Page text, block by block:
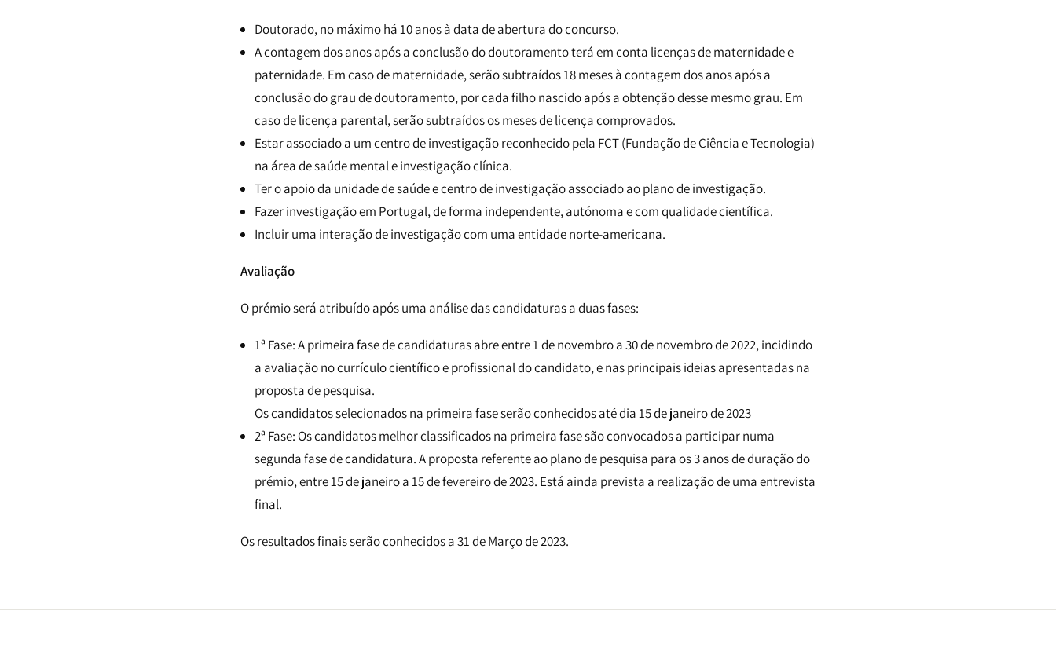
Doutorado, no máximo há 10 anos à data de abertura do concurso.
A contagem dos anos após a conclusão do doutoramento terá em conta licenças de maternidade e
paternidade. Em caso de maternidade, serão subtraídos 18 meses à contagem dos anos após a
conclusão do grau de doutoramento, por cada filho nascido após a obtenção desse mesmo grau. Em
caso de licença parental, serão subtraídos os meses de licença comprovados.
Estar associado a um centro de investigação reconhecido pela FCT (Fundação de Ciência e Tecnologia)
na área de saúde mental e investigação clínica.
Ter o apoio da unidade de saúde e centro de investigação associado ao plano de investigação.
Fazer investigação em Portugal, de forma independente, autónoma e com qualidade científica.
Incluir uma interação de investigação com uma entidade norte-americana.
Avaliação
O prémio será atribuído após uma análise das candidaturas a duas fases:
1ª Fase: A primeira fase de candidaturas abre entre 1 de novembro a 30 de novembro de 2022, incidindo
a avaliação no currículo científico e profissional do candidato, e nas principais ideias apresentadas na
proposta de pesquisa.
Os candidatos selecionados na primeira fase serão conhecidos até dia 15 de janeiro de 2023
2ª Fase: Os candidatos melhor classificados na primeira fase são convocados a participar numa
segunda fase de candidatura. A proposta referente ao plano de pesquisa para os 3 anos de duração do
prémio, entre 15 de janeiro a 15 de fevereiro de 2023. Está ainda prevista a realização de uma entrevista
final.
Os resultados finais serão conhecidos a 31 de Março de 2023.